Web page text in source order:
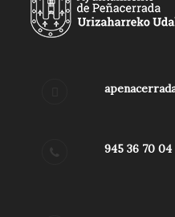
945 36 70 04